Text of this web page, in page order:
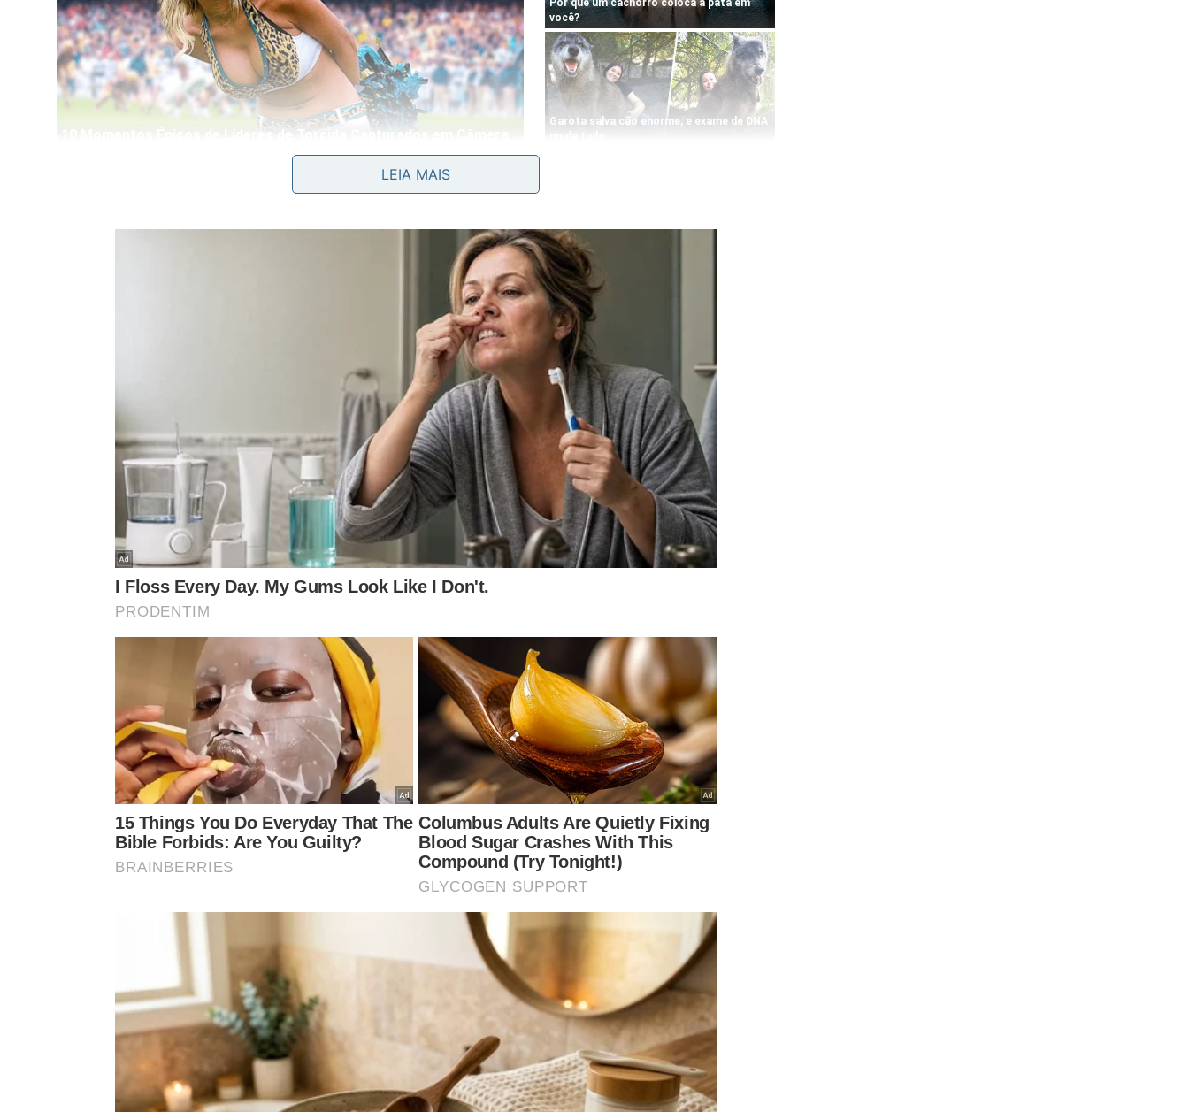
Encaixe os dentes do garfo rente à base dos vegetais e empurre firmemente para cima de modo contínuo.
As fileiras completas vão se soltando inteiras sem amassar, garantindo o aproveitamento total desse
Abaixo, apresentamos uma demonstração prática excelente que foi desenvolvida e publicada pelo
renomado
canal Cá Bueno – Receitas no YouTubepara ensinar truques perfeitos que ajudam a facilitar
muito a sua rotina diária de formaaltamente eficiente:
Quais pratos se beneficiam desse preparo prático?
O milho verde fresco melhora consideravelmente o sabor de pratos tradicionais como o curau e a
pamonha cremosa. Conseguir os grãos inteiros valoriza a textura das receitas caseiras, transformando
qualquer refeição simples em um verdadeirobanquete inesquecível.
LEIA MAIS